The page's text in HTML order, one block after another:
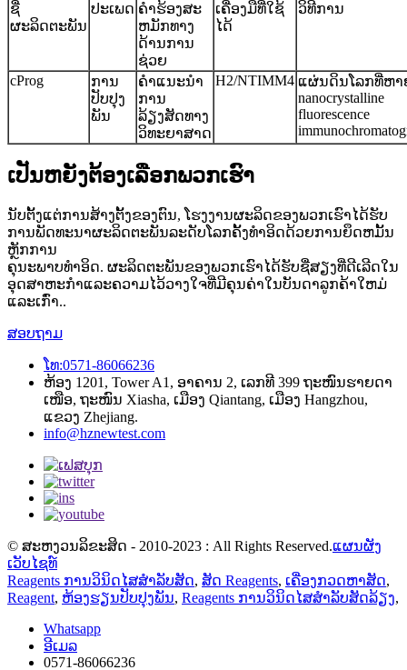
ຊື່
ຜະລິດຕະພັນ
ປະເພດ ຄໍາຮ້ອງສະ
ຫມັກທາງ
ດ້ານການ
ຊ່ວຍ
ເຄື່ອງມືທີ່ໃຊ້
ໄດ້
ວິທີການ
cProg
ການ
ປັບປຸງ
ພັນ
ຄຳແນະນຳ
ການ
ລ້ຽງສັດທາງ
ວິທະຍາສາດ
H2/NTIMM4 ແຜ່ນດິນໂລກທີ່ຫາ
nanocrystalline
fluorescence
ເປັນຫຍັງຕ້ອງເລືອກພວກເຮົາ
ນັບຕັ້ງແຕ່ການສ້າງຕັ້ງຂອງຕົນ, ໂຮງງານຜະລິດຂອງພວກເຮົາໄດ້ຮັບ
ການພັດທະນາຜະລິດຕະພັນລະດັບໂລກຄັ້ງທໍາອິດດ້ວຍການຍຶດຫມັ້ນ
ຫຼັກການ
ຄຸນະພາບທໍາອິດ. ຜະລິດຕະພັນຂອງພວກເຮົາໄດ້ຮັບຊື່ສຽງທີ່ດີເລີດໃນ
ອຸດສາຫະກໍາແລະຄວາມໄວ້ວາງໃຈທີ່ມີຄຸນຄ່າໃນບັນດາລູກຄ້າໃຫມ່
ແລະເກົ່າ..
ສອບຖາມ
ໂທ:0571-86066236
ຫ້ອງ 1201, Tower A1, ອາຄານ 2, ເລກທີ 399 ຖະໜົນຮາຍດາ
ເໜືອ, ຖະໜົນ Xiasha, ເມືອງ Qiantang, ເມືອງ Hangzhou,
ແຂວງ Zhejiang.
info@hznewtest.com
© ສະຫງວນລິຂະສິດ - 2010-2023 : All Rights Reserved.ແຜນຜັງ
ເວັບໄຊທ໌
Reagents ການວິນິດໄສສໍາລັບສັດ, ສັດ Reagents, ເຄື່ອງກວດຫາສັດ,
Reagent, ຫ້ອງຮຽນປັບປຸງພັນ, Reagents ການວິນິດໄສສໍາລັບສັດລ້ຽງ,
Whatsapp
ອີເມລ
0571-86066236